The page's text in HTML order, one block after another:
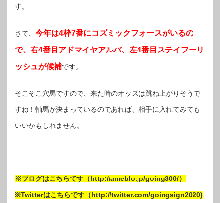
す。
さて、 今年は4枠7番にコズミックフォースがいるの
で、右4番目アドマイヤアルバ、左4番目ステイフーリ
ッシュが候補です。
そこそこ穴馬ですので、来た時のオッズは跳ね上がりそうで
すね！軸馬が決まっているのであれば、相手に入れてみても
いいかもしれません。
※ブログはこちらです（http://ameblo.jp/going300/）
※Twitterはこちらです（http://twitter.com/goingsign2020)